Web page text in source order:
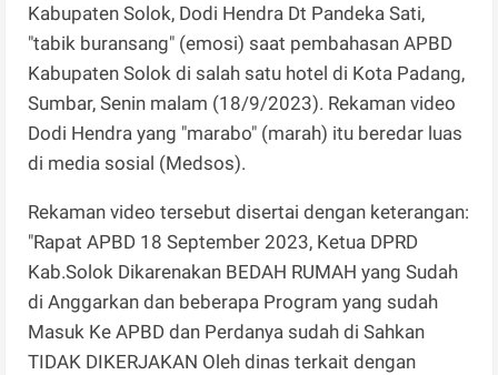
Kabupaten Solok, Dodi Hendra Dt Pandeka Sati,
"tabik buransang" (emosi) saat pembahasan APBD
Kabupaten Solok di salah satu hotel di Kota Padang,
Sumbar, Senin malam (18/9/2023). Rekaman video
Dodi Hendra yang "marabo" (marah) itu beredar luas
di media sosial (Medsos).
Rekaman video tersebut disertai dengan keterangan:
"Rapat APBD 18 September 2023, Ketua DPRD
Kab.Solok Dikarenakan BEDAH RUMAH yang Sudah
di Anggarkan dan beberapa Program yang sudah
Masuk Ke APBD dan Perdanya sudah di Sahkan
TIDAK DIKERJAKAN Oleh dinas terkait dengan